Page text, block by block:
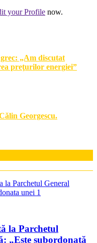
your Profile now.
„Am discutat
preţurilor energiei”
Georgescu.
la Parchetul
„Este subordonată